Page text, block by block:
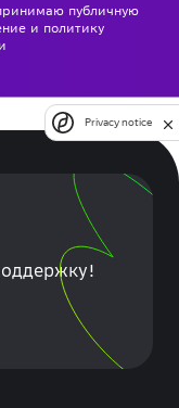
публичную
и политику
Privacy notice